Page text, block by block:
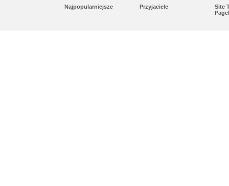
Najpopularniejsze Przyjaciele
Site